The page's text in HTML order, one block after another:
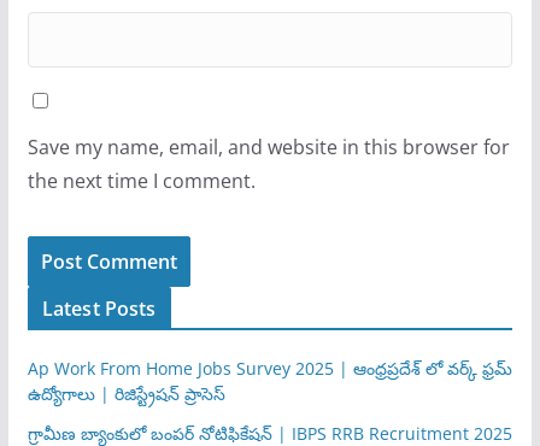
Save my name, email, and website in this browser for
the next time I comment.
Latest Posts
Ap Work From Home Jobs Survey 2025 | ఆంధ్రప్రదేశ్ లో వర్క్ ఫ్రమ్
ఉద్యోగాలు | రిజిస్ట్రేషన్ ప్రాసెస్
గ్రామీణ బ్యాంకులో బంపర్ నోటిఫికేషన్ | IBPS RRB Recruitment 2025